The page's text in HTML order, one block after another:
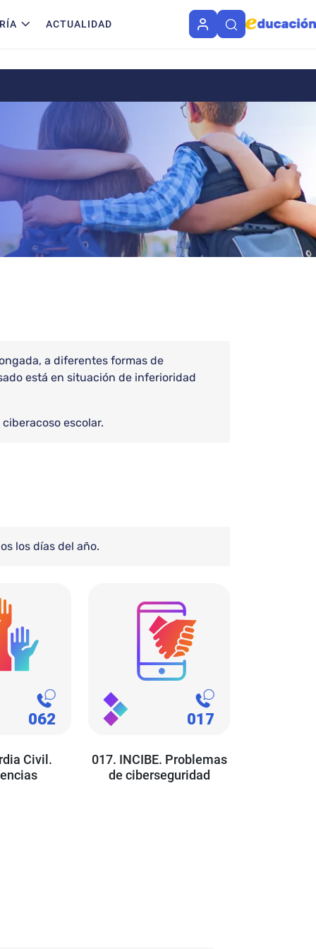
ACTUALIDAD
a diferentes formas de
está en situación de inferioridad
escolar.
los días del año.
Civil.
017. INCIBE. Problemas
de ciberseguridad